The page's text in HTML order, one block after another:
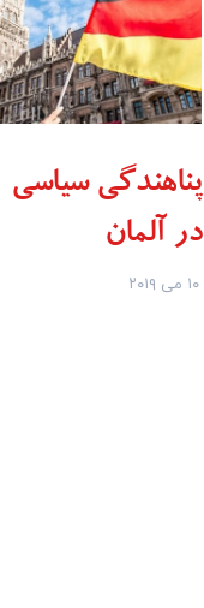
پناهندگی سیاسی
در آلمان
۱۰ می ۲۰۱۹